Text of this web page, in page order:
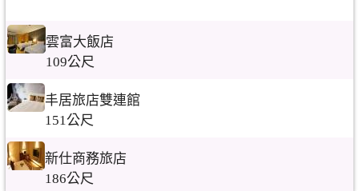
雲富大飯店
109公尺
丰居旅店雙連館
151公尺
新仕商務旅店
186公尺